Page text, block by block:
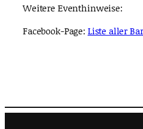
Weitere Eventhinweise:
Facebook-Page: Liste aller